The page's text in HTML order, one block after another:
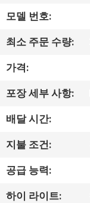
소
개
공
장
여
행
품
모델 번호:
최소 주문 수량:
가격:
포장 세부 사항:
배달 시간:
지불 조건:
공급 능력:
하이 라이트: